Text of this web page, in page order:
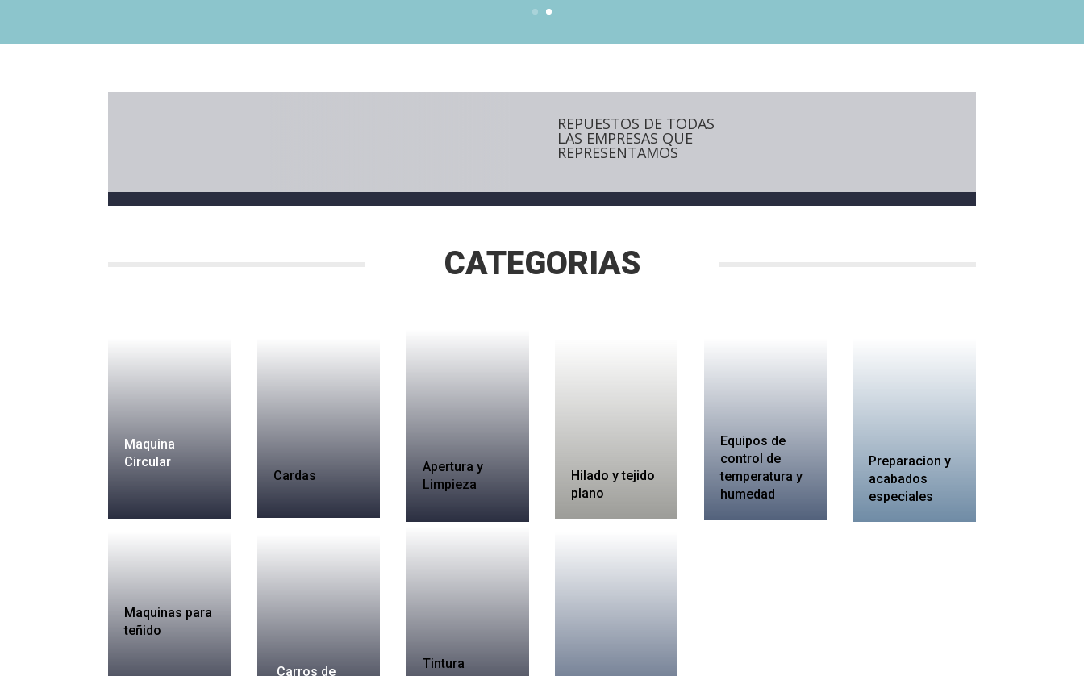
REPUESTOS DE TODAS
LAS EMPRESAS QUE
REPRESENTAMOS
CATEGORIAS
Maquina
Circular
Maquinas para
teñido
Cardas
Carros de
Apertura y
Limpieza
Tintura
Hilado y tejido
plano
Equipos de
control de
temperatura y
humedad
Preparacion y
acabados
especiales